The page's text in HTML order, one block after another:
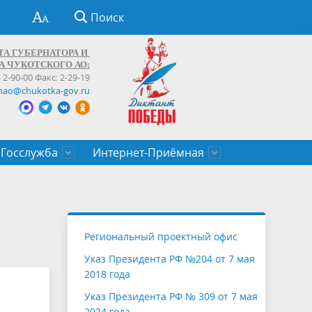
Поиск
ГУБЕРНАТОРА И
ЧУКОТСКОГО АО:
2-90-00 Факс: 2-29-19
gov.ru
Госслужба
служащих Чукотского автономного
Интернет-Приёмная
Региональный проектный офис
Указ Президента РФ №204 от 7 мая
2018 года
Указ Президента РФ № 309 от 7 мая